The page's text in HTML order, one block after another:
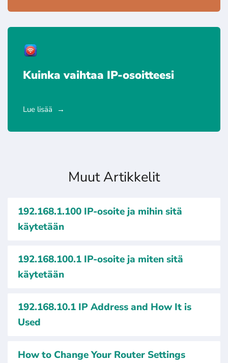
Kuinka vaihtaa IP-osoitteesi
Lue lisää
Muut Artikkelit
192.168.1.100 IP-osoite ja mihin sitä
käytetään
192.168.100.1 IP-osoite ja miten sitä
käytetään
192.168.10.1 IP Address and How It is
Used
How to Change Your Router Settings